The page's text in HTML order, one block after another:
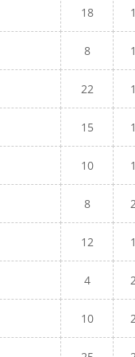
18
8
22
15
10
8
12
4
10